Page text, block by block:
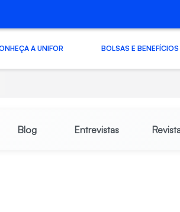
A UNIFOR BOLSAS E BENEFÍCIOS
Blog Entrevistas